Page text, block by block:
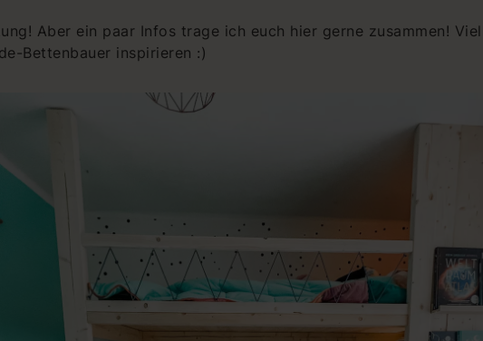
Aber ein paar Infos trage ich euch hier gerne zusammen!
Bettenbauer inspirieren :)